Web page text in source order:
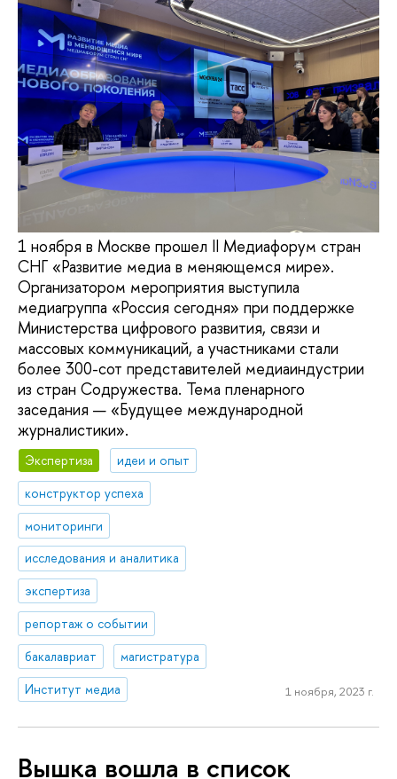
1 ноября в Москве прошел II Медиафорум стран
СНГ «Развитие медиа в меняющемся мире».
Организатором мероприятия выступила
медиагруппа «Россия сегодня» при поддержке
Министерства цифрового развития, связи и
массовых коммуникаций, а участниками стали
более 300-сот представителей медиаиндустрии
из стран Содружества. Тема пленарного
заседания — «Будущее международной
журналистики».
Экспертиза
идеи и опыт
конструктор успеха
мониторинги
исследования и аналитика
экспертиза
репортаж о событии
бакалавриат
магистратура
Институт медиа
1 ноября, 2023 г.
Вышка вошла в список